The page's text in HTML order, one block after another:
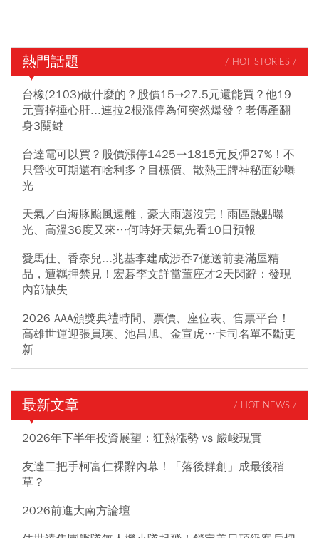
熱門話題 / HOT STORIES /
台橡(2103)做什麼的？股價15➝27.5元還能買？他19
元賣掉捶心肝...連拉2根漲停為何突然爆發？老傳產翻
身3關鍵
台達電可以買？股價漲停1425→1815元反彈27%！不
只營收可期還有啥利多？目標價、散熱王牌神秘面紗曝
光
天氣／白海豚颱風遠離，豪大雨還沒完！雨區熱點曝
光、高溫36度又來…何時好天氣先看10日預報
愛馬仕、香奈兒...兆基李建成涉吞7億送前妻滿屋精
品，遭羈押禁見！宏碁李文詳當董座才2天閃辭：發現
內部缺失
2026 AAA頒獎典禮時間、票價、座位表、售票平台！
高雄世運迎張員瑛、池昌旭、金宣虎…卡司名單不斷更
新
最新文章 / HOT NEWS /
2026年下半年投資展望：狂熱漲勢 vs 嚴峻現實
友達二把手柯富仁裸辭內幕！「落後群創」成最後稻
草？
2026前進大南方論壇